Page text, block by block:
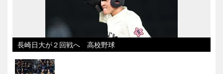
長崎日大が２回戦へ 高校野球